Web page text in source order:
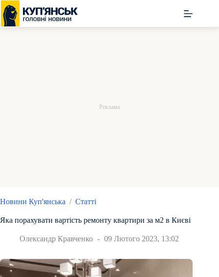
Перейти
до
вмісту
Новини Куп'янська / Статті
Яка порахувати вартість ремонту квартири за м2 в Києві
Олександр Кравченко 09 Лютого 2023, 13:02